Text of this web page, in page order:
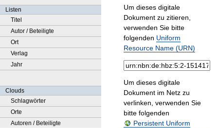
Listen
Titel
Autor / Beteiligte
Ort
Verlag
Jahr
Clouds
Schlagwörter
Orte
Autoren / Beteiligte
Um dieses digitale
Dokument zu zitieren,
verwenden Sie bitte
folgenden Uniform
Resource Name (URN)
Um dieses digitale
Dokument im Netz zu
verlinken, verwenden Sie
bitte folgenden
Persistent Uniform